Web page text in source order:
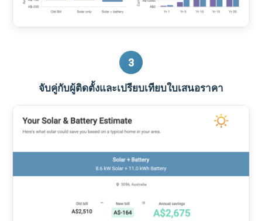
3
จับคู่กับผู้ติดตั้งและเปรียบเทียบใบเสนอราคา